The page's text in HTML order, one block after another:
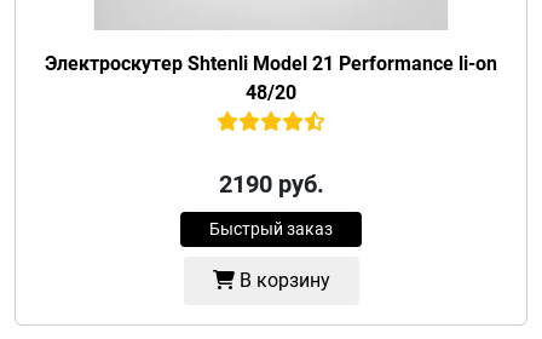
Электроскутер Shtenli Model 21 Performance li-on
48/20
2190руб.
Быстрый заказ
В корзину